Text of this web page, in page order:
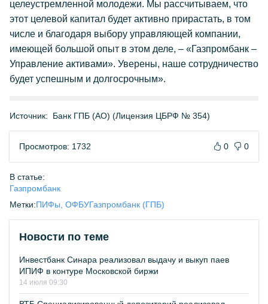
целеустремленной молодежи. Мы рассчитываем, что
этот целевой капитал будет активно прирастать, в том
числе и благодаря выбору управляющей компании,
имеющей большой опыт в этом деле, – «Газпромбанк –
Управление активами». Уверены, наше сотрудничество
будет успешным и долгосрочным».
Источник: Банк ГПБ (АО) (Лицензия ЦБРФ № 354)
Просмотров: 1732 0 0
В статье:
Газпромбанк
Метки:ПИФы, ОФБУГазпромбанк (ГПБ)
Новости по теме
Инвестбанк Синара реализовал выдачу и выкуп паев
ИПИФ в контуре Московской биржи
14 июля 09:30